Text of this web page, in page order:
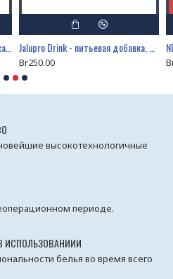
Br250.00
высокотехнологичные
периоде.
ИСПОЛЬЗОВАНИИИ
белья во время всего